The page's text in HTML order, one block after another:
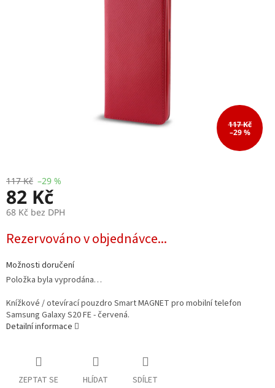
117 Kč
–29 %
117 Kč –29 %
82 Kč
68 Kč bez DPH
cena:
Rezervováno v objednávce...
Možnosti doručení
Položka byla vyprodána…
Knížkové / otevírací pouzdro Smart MAGNET pro mobilní telefon
Samsung Galaxy S20 FE - červená.
Detailní informace
ZEPTAT SE HLÍDAT SDÍLET